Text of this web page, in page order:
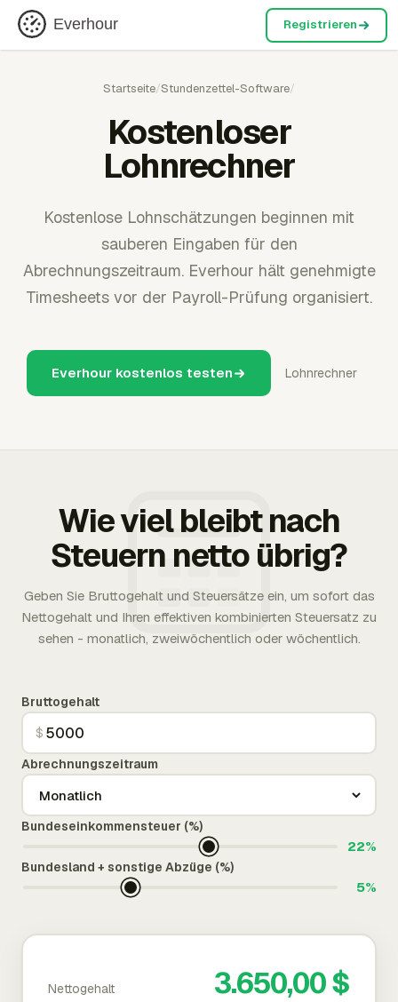
Everhour Registrieren
Startseite/Stundenzettel-Software/
Kostenloser
Lohnrechner
Kostenlose Lohnschätzungen beginnen mit
sauberen Eingaben für den
Abrechnungszeitraum. Everhour hält genehmigte
Timesheets vor der Payroll-Prüfung organisiert.
Everhour kostenlos testen Lohnrechner
Wie viel bleibt nach
Steuern netto übrig?
Geben Sie Bruttogehalt und Steuersätze ein, um sofort das
Nettogehalt und Ihren effektiven kombinierten Steuersatz zu
sehen - monatlich, zweiwöchentlich oder wöchentlich.
Bruttogehalt
$
Abrechnungszeitraum
Bundeseinkommensteuer (%)
22%
Bundesland + sonstige Abzüge (%)
5%
Nettogehalt 3.650,00 $